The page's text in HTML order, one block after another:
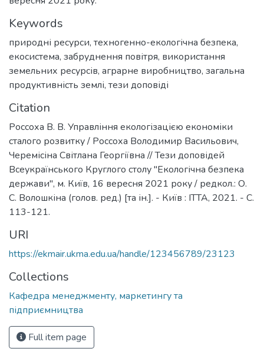
Keywords
природні ресурси, техногенно-екологічна безпека,
екосистема, забруднення повітря, використання
земельних ресурсів, аграрне виробництво, загальна
продуктивність землі, тези доповіді
Citation
Россоха В. В. Управління екологізацією економіки
сталого розвитку / Россоха Володимир Васильович,
Черемісіна Світлана Георгіївна // Тези доповідей
Всеукраїнського Круглого столу "Екологічна безпека
держави", м. Київ, 16 вересня 2021 року / редкол.: О.
С. Волошкіна (голов. ред.) [та ін.]. - Київ : ІТТА, 2021. - С.
113-121.
URI
https://ekmair.ukma.edu.ua/handle/123456789/23123
Collections
Кафедра менеджменту, маркетингу та
підприємництва
Full item page